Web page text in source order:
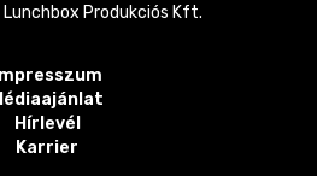
Lunchbox Produkciós Kft.
Impresszum
Hírlevél
Karrier